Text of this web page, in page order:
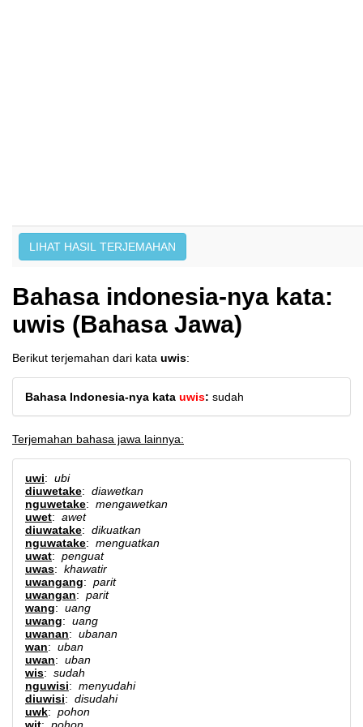
Bahasa indonesia-nya kata:
uwis (Bahasa Jawa)
Berikut terjemahan dari kata uwis:
Bahasa Indonesia-nya kata uwis: sudah
Terjemahan bahasa jawa lainnya:
uwi: ubi
diuwetake: diawetkan
nguwetake: mengawetkan
uwet: awet
diuwatake: dikuatkan
nguwatake: menguatkan
uwat: penguat
uwas: khawatir
uwangang: parit
uwangan: parit
wang: uang
uwang: uang
uwanan: ubanan
wan: uban
uwan: uban
wis: sudah
nguwisi: menyudahi
diuwisi: disudahi
uwk: pohon